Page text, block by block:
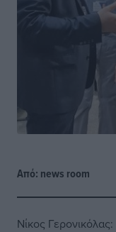
Από: news room
Νίκος